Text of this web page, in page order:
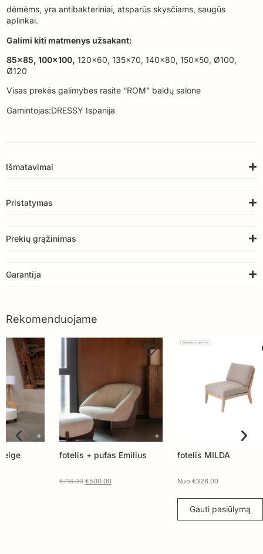
dėmėms, yra antibakteriniai, atsparūs skysčiams, saugūs
aplinkai.
Galimi kiti matmenys užsakant:
85×85, 100×100, 120×60, 135×70, 140×80, 150×50, Ø100,
Ø120
Visas prekės galimybes rasite “ROM” baldų salone
Gamintojas:DRESSY Ispanija
Išmatavimai
Pristatymas
Prekių grąžinimas
Garantija
Rekomenduojame
fotelis + pufas Emilius
500.00
fotelis MILDA
Gauti pasiūlymą